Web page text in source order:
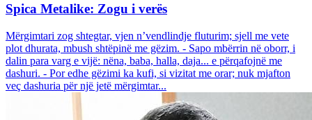
Spica Metalike: Zogu i verës
Mërgimtari zog shtegtar, vjen n’vendlindje fluturim; sjell me vete
plot dhurata, mbush shtëpinë me gëzim. - Sapo mbërrin në oborr, i
dalin para varg e vijë: nëna, baba, halla, daja... e përqafojnë me
dashuri. - Por edhe gëzimi ka kufi, si vizitat me orar; nuk mjafton
veç dashuria për një jetë mërgimtar...